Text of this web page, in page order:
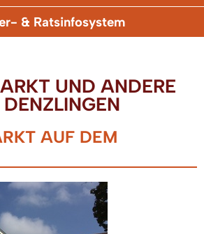
& Ratsinfosystem
UND ANDERE
AUF DEM